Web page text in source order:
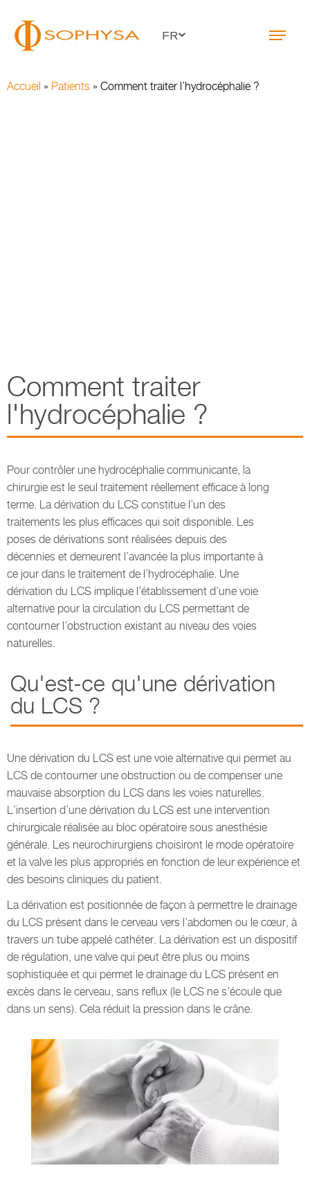
FR
Accueil » Patients » Comment traiter l’hydrocéphalie ?
Comment traiter
l'hydrocéphalie ?
Pour contrôler une hydrocéphalie communicante, la
chirurgie est le seul traitement réellement efficace à long
terme. La dérivation du LCS constitue l’un des
traitements les plus efficaces qui soit disponible. Les
poses de dérivations sont réalisées depuis des
décennies et demeurent l’avancée la plus importante à
ce jour dans le traitement de l’hydrocéphalie. Une
dérivation du LCS implique l’établissement d’une voie
alternative pour la circulation du LCS permettant de
contourner l’obstruction existant au niveau des voies
naturelles.
Qu'est-ce qu'une dérivation
du LCS ?
Une dérivation du LCS est une voie alternative qui permet au
LCS de contourner une obstruction ou de compenser une
mauvaise absorption du LCS dans les voies naturelles.
L’insertion d’une dérivation du LCS est une intervention
chirurgicale réalisée au bloc opératoire sous anesthésie
générale. Les neurochirurgiens choisiront le mode opératoire
et la valve les plus appropriés en fonction de leur expérience et
des besoins cliniques du patient.
La dérivation est positionnée de façon à permettre le drainage
du LCS présent dans le cerveau vers l’abdomen ou le cœur, à
travers un tube appelé cathéter. La dérivation est un dispositif
de régulation, une valve qui peut être plus ou moins
sophistiquée et qui permet le drainage du LCS présent en
excès dans le cerveau, sans reflux (le LCS ne s’écoule que
dans un sens). Cela réduit la pression dans le crâne.